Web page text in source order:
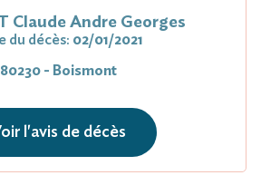
Claude Andre Georges
du décès: 02/01/2021
80230 - Boismont
l'avis de décès